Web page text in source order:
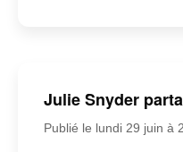
Julie Snyder
Publié le lundi 29 juin à